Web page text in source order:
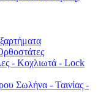
- Κοχλιωτά - Lock
Σωλήνα - Ταινίας -